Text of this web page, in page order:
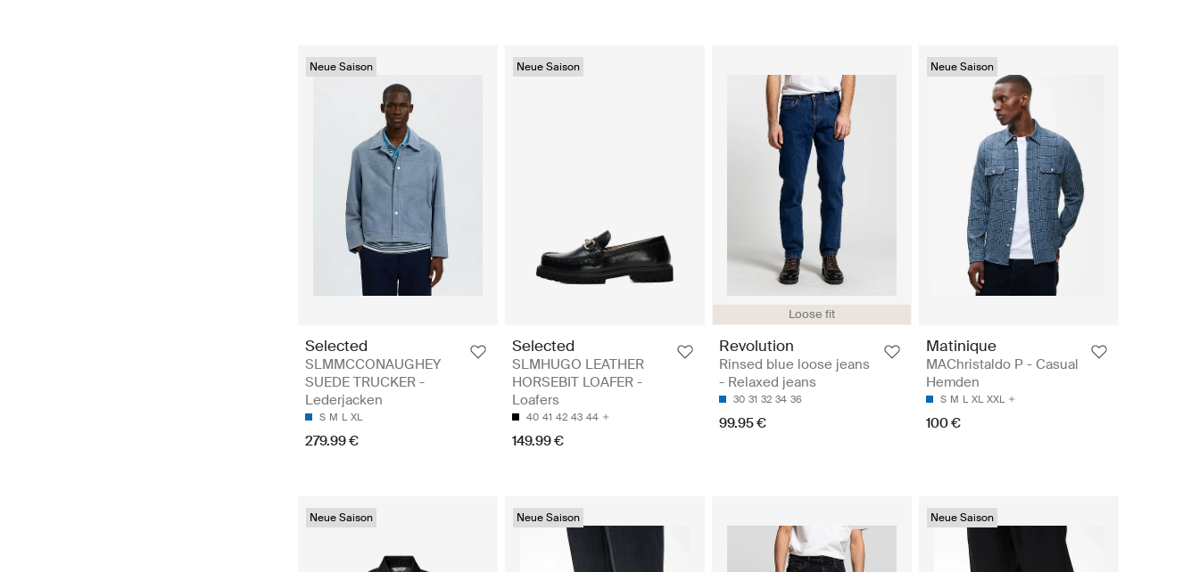
Neue Saison
Selected
SLMMCCONAUGHEY
SUEDE TRUCKER -
Lederjacken
S M L XL
279.99 €
Neue Saison
Selected
SLMHUGO LEATHER
HORSEBIT LOAFER -
Loafers
40 41 42 43 44
149.99 €
Loose fit
Revolution
Rinsed blue loose jeans
- Relaxed jeans
30 31 32 34 36
99.95 €
Neue Saison
Matinique
MAChristaldo P - Casual
Hemden
S M L XL XXL
100 €
Neue Saison Neue Saison Neue Saison